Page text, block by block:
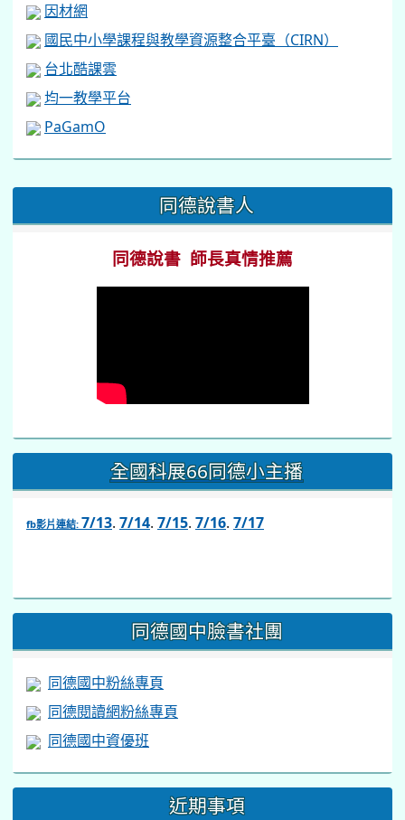
因材網
國民中小學課程與教學資源整合平臺（CIRN）
台北酷課雲
均一教學平台
PaGamO
::: 同德說書人
同德說書 師長真情推薦
全國科展66同德小主播
fb影片連結: 7/13. 7/14. 7/15. 7/16. 7/17
https://www.facebook.com/share/v/1BsLSkstia/
同德國中臉書社團
同德國中粉絲專頁
同德閱讀網粉絲專頁
同德國中資優班
近期事項